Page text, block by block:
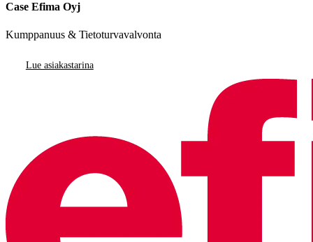
Case Efima Oyj
Kumppanuus & Tietoturvavalvonta
Lue asiakastarina